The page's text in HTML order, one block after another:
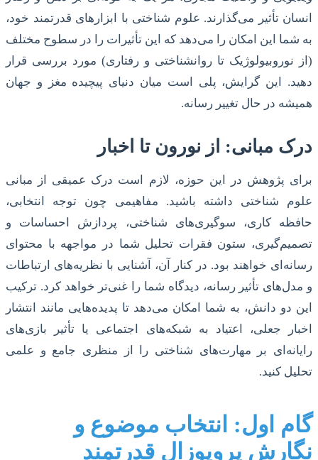
انسان تأثیر می‌گذارند. علوم شناختی با ابزارهای قدرتمند خود،
به شما این امکان را می‌دهد که این تأثیرات را در سطوح مختلف
(از نوروبیولوژیک تا روانشناختی و رفتاری) مورد بررسی قرار
دهید. این گرایش، پلی است میان دنیای پیچیده مغز و جهان
همیشه در حال تغییر رسانه.
درک مبانی: از نورون تا اخبار
برای پژوهش در این حوزه، لازم است درک عمیقی از مبانی
علوم شناختی داشته باشید. مفاهیمی چون توجه انتخابی،
حافظه کاری، سوگیری‌های شناختی، پردازش احساسات و
تصمیم‌گیری، ستون فقرات تحلیل شما در مواجهه با محتوای
رسانه‌ای خواهند بود. در کنار آن، آشنایی با نظریه‌های ارتباطات
و مدل‌های تأثیر رسانه، دیدگاه شما را غنی‌تر خواهد کرد. ترکیب
این دو دانش، به شما امکان می‌دهد تا پدیده‌هایی مانند انتشار
اخبار جعلی، اعتیاد به شبکه‌های اجتماعی یا تأثیر بازی‌های
رایانه‌ای بر مهارت‌های شناختی را از منظری جامع و علمی
تحلیل کنید.
گام اول: انتخاب موضوع و
نگارش پروپوزال قدرتمند